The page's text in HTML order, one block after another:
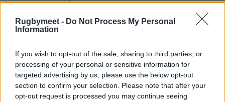
Rugbymeet - Do Not Process My Personal
Information
If you wish to opt-out of the sale, sharing to third parties, or
processing of your personal or sensitive information for
targeted advertising by us, please use the below opt-out
section to confirm your selection. Please note that after your
opt-out request is processed you may continue seeing
fuori gioco per il mediano di mischia che non
introduce sarà fissata a metà del tunnel»
arresto al volo dentro la linea dei 22 metri a
partire da un calcio d'invio, perché favorisce le
opzioni d'attacco».